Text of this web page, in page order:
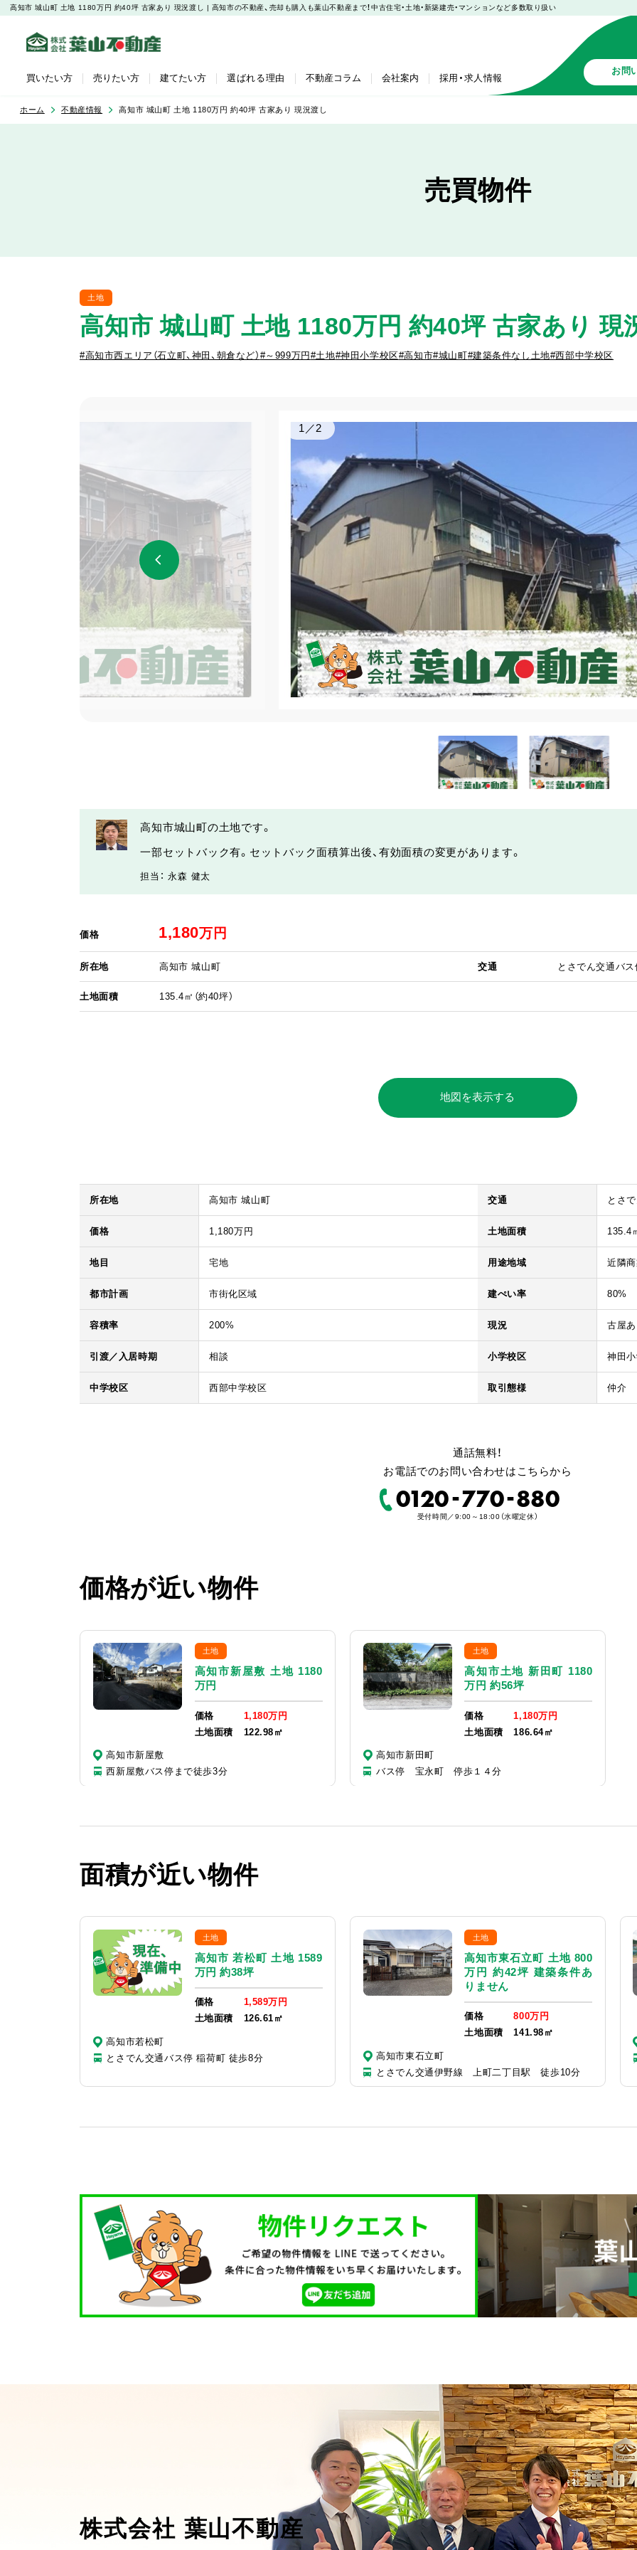
高知市 城山町 土地 1180万円 約40坪 古家あり 現況渡し | 高知市の不動産、売却も購入も葉山不動産まで！中古住宅・土地・新築建売・マンションなど多数取り扱い
買いたい方 売りたい方 建てたい方 選ばれる理由 不動産コラム 会社案内 採用・求人情報
お問
ホーム 不動産情報 高知市 城山町 土地 1180万円 約40坪 古家あり 現況渡し
売買物件
土地
高知市 城山町 土地 1180万円 約40坪 古家あり 現
#高知市西エリア（石立町、神田、朝倉など） #～999万円 #土地#神田小学校区#高知市#城山町#建築条件なし土地#西部中学校区
1 ／2
高知市城山町の土地です。
一部セットバック有。セットバック面積算出後、有効面積の変更があります。
担当： 永森 健太
価格 1,180万円
所在地 高知市 城山町 交通 とさでん交通バ
土地面積 135.4㎡（約40坪）
地図を表示する
所在地 高知市 城山町 交通 とさ
価格 1,180万円 土地面積 135.4
地目 宅地 用途地域 近隣
都市計画 市街化区域 建ぺい率 80%
容積率 200% 現況 古屋
引渡／入居時期 相談 小学校区 神田
中学校区 西部中学校区 取引態様 仲介
通話無料！
お電話でのお問い合わせはこちらから
0120-770-880
受付時間／9:00～18:00（水曜定休）
価格が近い物件
土地
高知市新屋敷 土地 1180
万円
価格
1,180万円
土地面積
122.98㎡
高知市新屋敷
西新屋敷バス停まで徒歩3分
土地
高知市土地 新田町 1180
万円 約56坪
価格
1,180万円
土地面積
186.64㎡
高知市新田町
バス停 宝永町 停歩１４分
面積が近い物件
土地
高知市 若松町 土地 1589
万円 約38坪
価格
1,589万円
土地面積
126.61㎡
高知市若松町
とさでん交通バス停 稲荷町 徒歩8分
土地
高知市東石立町 土地 800
万円 約42坪 建築条件あ
りません
価格
800万円
土地面積
141.98㎡
高知市東石立町
とさでん交通伊野線 上町二丁目駅 徒歩10分
株式会社 葉山不動産